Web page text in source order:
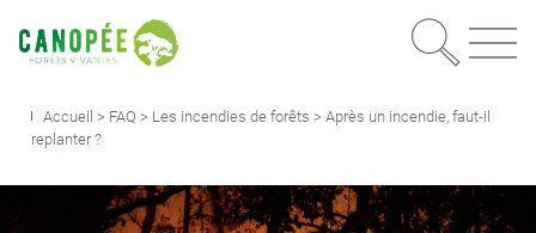
OUVRIR LE
Accueil > FAQ > Les incendies de forêts > Après un incendie, faut-il
replanter ?